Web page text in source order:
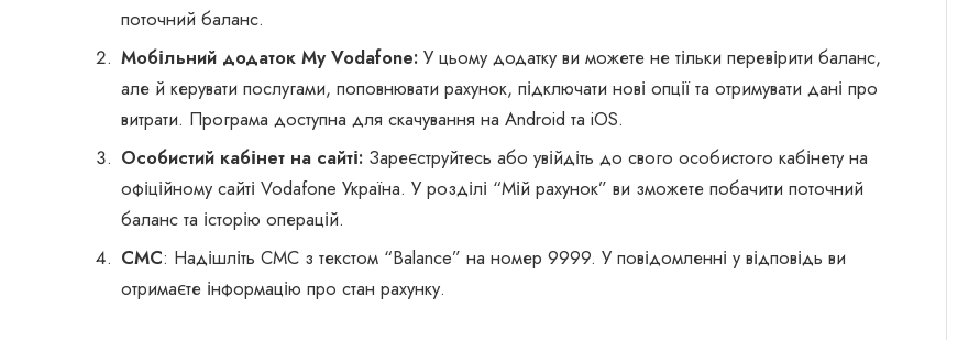
поточний баланс.
Мобільний додаток My Vodafone: У цьому додатку ви можете не тільки перевірити баланс,
але й керувати послугами, поповнювати рахунок, підключати нові опції та отримувати дані про
витрати. Програма доступна для скачування на Android та iOS.
Особистий кабінет на сайті: Зареєструйтесь або увійдіть до свого особистого кабінету на
офіційному сайті Vodafone Україна. У розділі “Мій рахунок” ви зможете побачити поточний
баланс та історію операцій.
СМС: Надішліть СМС з текстом “Balance” на номер 9999. У повідомленні у відповідь ви
отримаєте інформацію про стан рахунку.